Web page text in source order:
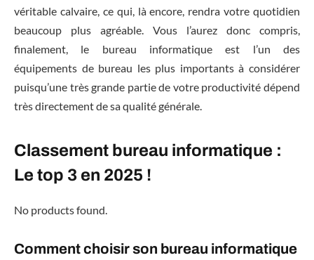
véritable calvaire, ce qui, là encore, rendra votre quotidien
beaucoup plus agréable. Vous l’aurez donc compris,
finalement, le bureau informatique est l’un des
équipements de bureau les plus importants à considérer
puisqu’une très grande partie de votre productivité dépend
très directement de sa qualité générale.
Classement bureau informatique :
Le top 3 en 2025 !
No products found.
Comment choisir son bureau informatique